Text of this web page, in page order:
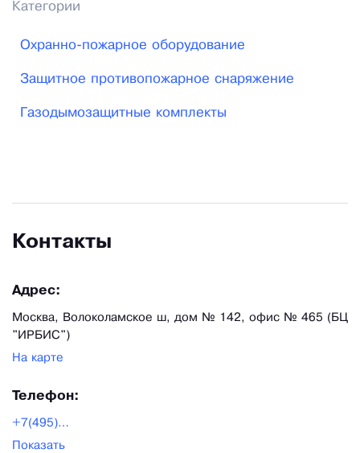
Категории
Охранно-пожарное оборудование
Защитное противопожарное снаряжение
Газодымозащитные комплекты
Контакты
Адрес:
Москва, Волоколамское ш, дом № 142, офис № 465 (БЦ
"ИРБИС")
На карте
Телефон:
+7(495)753-25-81
Показать